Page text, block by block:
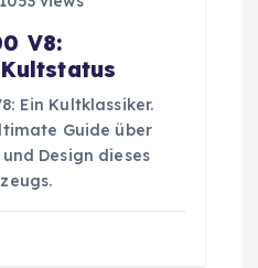
V8:
Ein Kultklassiker.
Guide über
Design dieses